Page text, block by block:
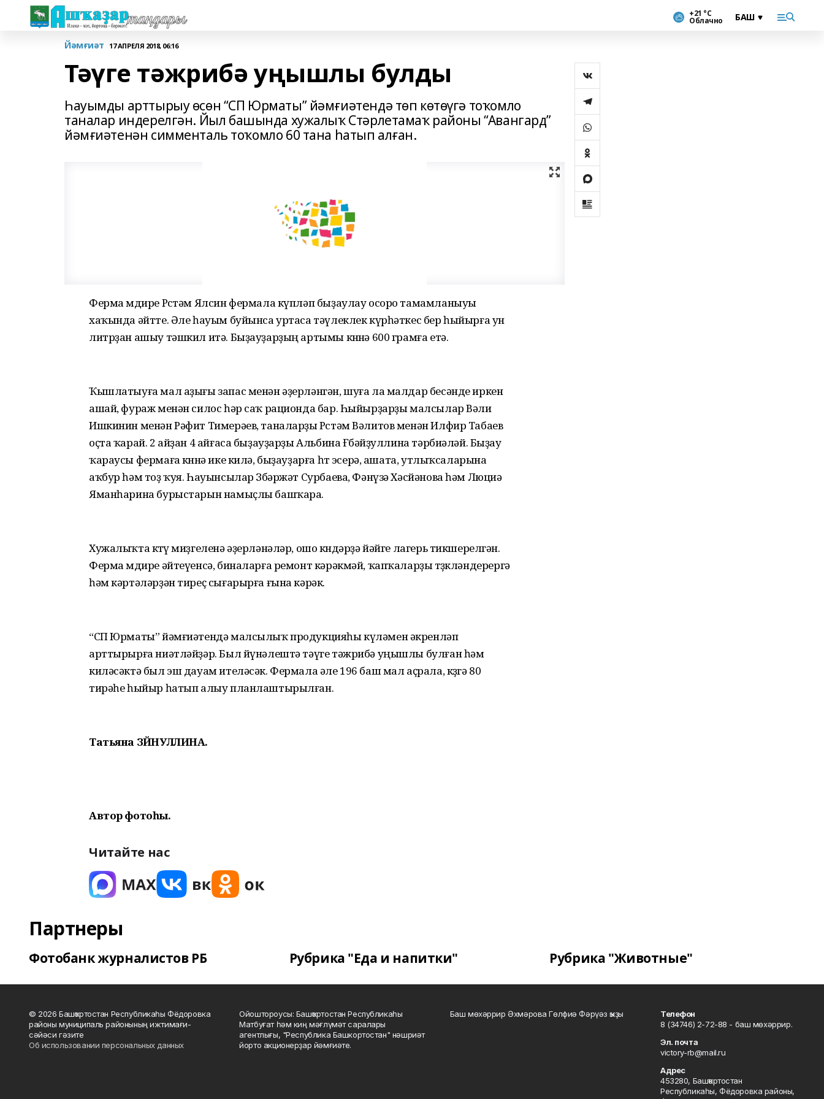
+21 °С
Облачно
Йәмғиәт 17 АПРЕЛЯ 2018, 06:16
Тәүге тәжрибә уңышлы булды
Һауымды арттырыу өсөн “СП Юрматы” йәмғиәтендә төп көтөүгә тоҡомло
таналар индерелгән. Йыл башында хужалыҡ Стәрлетамаҡ районы “Авангард”
йәмғиәтенән симменталь тоҡомло 60 тана һатып алған.
Ферма мөдире Рөстәм Ялсин фермала күпләп быҙаулау осоро тамамланыуы
хаҡында әйтте. Әле һауым буйынса уртаса тәүлеклек күрһәткес бер һыйырға ун
литрҙан ашыу тәшкил итә. Быҙауҙарҙың артымы көнөнә 600 грамға етә.
Ҡышлатыуға мал аҙығы запас менән әҙерләнгән, шуға ла малдар бесәнде иркен
ашай, фураж менән силос һәр саҡ рационда бар. Һыйырҙарҙы малсылар Вәли
Ишкинин менән Рәфит Тимерәев, таналарҙы Рөстәм Вәлитов менән Илфир Табаев
оҫта ҡарай. 2 айҙан 4 айғаса быҙауҙарҙы Альбина Ғөбәйҙуллина тәрбиәләй. Быҙау
ҡараусы фермаға көнөнә ике килә, быҙауҙарға һөт эсерә, ашата, утлыҡсаларына
аҡбур һәм тоҙ ҡуя. Һауынсылар Зөбәржәт Сурбаева, Фәнүзә Хәсйәнова һәм Люциә
Яманһарина бурыстарын намыҫлы башҡара.
Хужалыҡта көтөү миҙгеленә әҙерләнәләр, ошо көндәрҙә йәйге лагерь тикшерелгән.
Ферма мөдире әйтеүенсә, биналарға ремонт кәрәкмәй, ҡапҡаларҙы төҙөкләндерергә
һәм кәртәләрҙән тиреҫ сығарырға ғына кәрәк.
“СП Юрматы” йәмғиәтендә малсылыҡ продукцияһы күләмен әкренләп
арттырырға ниәтләйҙәр. Был йүнәлештә тәүге тәжрибә уңышлы булған һәм
киләсәктә был эш дауам ителәсәк. Фермала әле 196 баш мал аҫрала, көҙгә 80
тирәһе һыйыр һатып алыу планлаштырылған.
Татьяна ЗӘЙНУЛЛИНА.
Автор фотоһы.
Читайте нас
Партнеры
Фотобанк журналистов РБ Рубрика "Еда и напитки" Рубрика "Животные"
© 2026 Башҡортостан Республикаһы Фёдоровка
районы муниципаль районының ижтимағи-
сәйәси гәзите
Об использовании персональных данных
Ойоштороусы: Башҡортостан Республикаһы
Матбуғат һәм киң мәғлүмәт саралары
агентлығы, "Республика Башкортостан" нәшриәт
йорто акционерҙар йәмғиәте.
Баш мөхәррир Әхмәрова Гөлфиә Фәрүәз ҡыҙы
Телефон
8 (34746) 2-72-88 - баш мөхәррир.
Эл. почта
victory-rb@mail.ru
Адрес
453280, Башҡортостан
Республикаһы, Фёдоровка районы,